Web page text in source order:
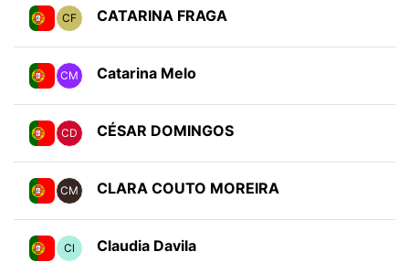
CF CATARINA FRAGA
CM Catarina Melo
CD CÉSAR DOMINGOS
CM CLARA COUTO MOREIRA
Cl Claudia Davila